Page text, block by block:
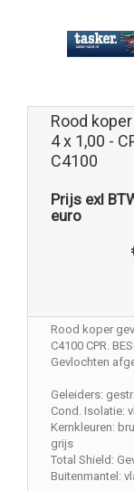
Rood
4 x 1,00 -
C4100
Prijs exl
euro
Rood koper
C4100 CPR.
Gevlochten
Geleiders:
Cond. Isolatie:
Kernkleuren:
grijs
Total Shield:
Buitenmantel: